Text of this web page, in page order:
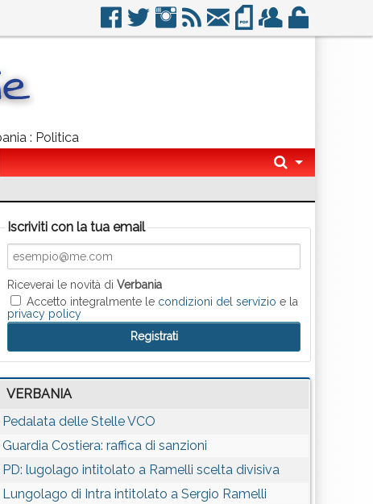
: Politica
Iscriviti con la tua email
Riceverai le novità diVerbania
Accetto integralmente le condizioni del servizio e la
privacy policy
VERBANIA
Pedalata delle Stelle VCO
Guardia Costiera: raffica di sanzioni
PD: lugolago intitolato a Ramelli scelta divisiva
Lungolago di Intra intitolato a Sergio Ramelli